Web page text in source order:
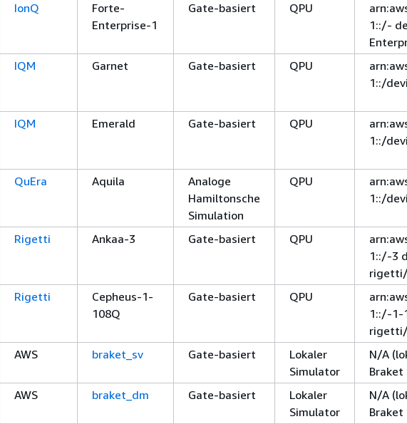
IonQ
Forte-
Enterprise-1
Gate-basiert QPU
1::/-
IQM Garnet Gate-basiert QPU
1::/
IQM
Emerald Gate-basiert QPU
1::/
QuEra
Aquila
Analoge
Hamiltonsche
Simulation
QPU
1::/
Rigetti Ankaa-3 Gate-basiert QPU
1::/-3
rigetti/
Rigetti
Cepheus-1-
108Q
Gate-basiert QPU
1::/-1-
rigetti/
AWS braket_sv Gate-basiert
Lokaler
Simulator
N/A
Braket
AWS braket_dm Gate-basiert
Lokaler
Simulator
N/A
Braket